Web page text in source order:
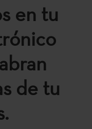
en tu
de tu